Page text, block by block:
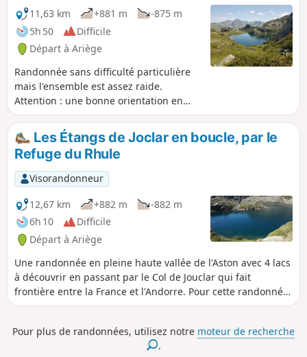
11,63 km
+881 m
-875 m
5h 50
Difficile
Départ à Ariège
Randonnée sans difficulté particulière
mais l'ensemble est assez raide.
Attention : une bonne orientation en
montagne est nécessaire, l'utilisation
d'une carte ou d'un GPS n'est pas un
luxe et vous permettront de vous
orienter plus facilement. Le panorama
au sommet est superbe, ainsi que le
long de la montée avec une vue sur la
belle jasse de Pinet, le pic du Ruhle et
son refuge, le pic de la Coume d'Enfer,
etc.
Les Étangs de Joclar en boucle, par le
Refuge du Rhule
Visorandonneur
12,67 km
+882 m
-882 m
6h 10
Difficile
Départ à Ariège
Une randonnée en pleine haute vallée de l'Aston avec 4 lacs
à découvrir en passant par le Col de Jouclar qui fait
frontière entre la France et l'Andorre. Pour cette randonnée,
il existe plusieurs possibilités. J'ai ici pris le parti de la
permettre de découvrir ces étangs en boucle et ainsi
proposer une randonnée à la journée. Bien évidemment,
Pour plus de randonnées, utilisez notre moteur de recherche
.